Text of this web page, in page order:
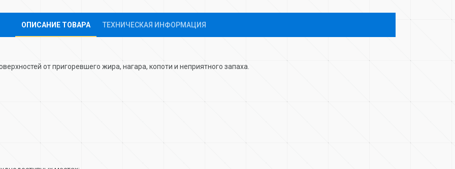
ОПИСАНИЕ ТОВАРА ТЕХНИЧЕСКАЯ ИНФОРМАЦИЯ
от пригоревшего жира, нагара, копоти и неприятного запаха.